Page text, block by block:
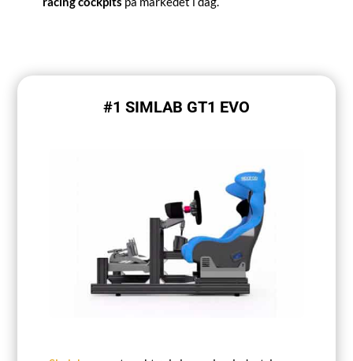
#1 SIMLAB GT1 EVO